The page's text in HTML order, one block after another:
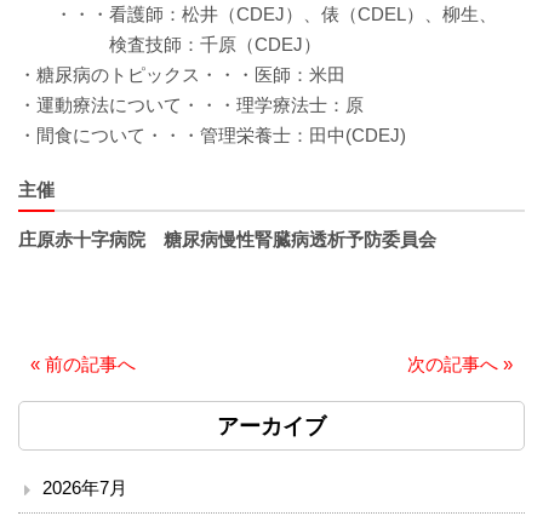
看護部
医事課
臨床検査部門
栄養課
・・・看護師：松井（CDEJ）、俵（CDEL）、柳生、
検査技師：千原（CDEJ）
・糖尿病のトピックス・・・医師：米田
・運動療法について・・・理学療法士：原
・間食について・・・管理栄養士：田中(CDEJ)
主催
庄原赤十字病院 糖尿病慢性腎臓病透析予防委員会
« 前の記事へ 次の記事へ »
アーカイブ
2026年7月